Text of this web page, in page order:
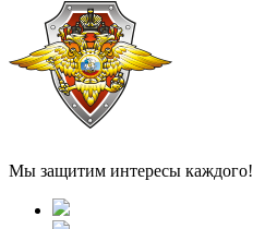
Мы защитим интересы каждого!